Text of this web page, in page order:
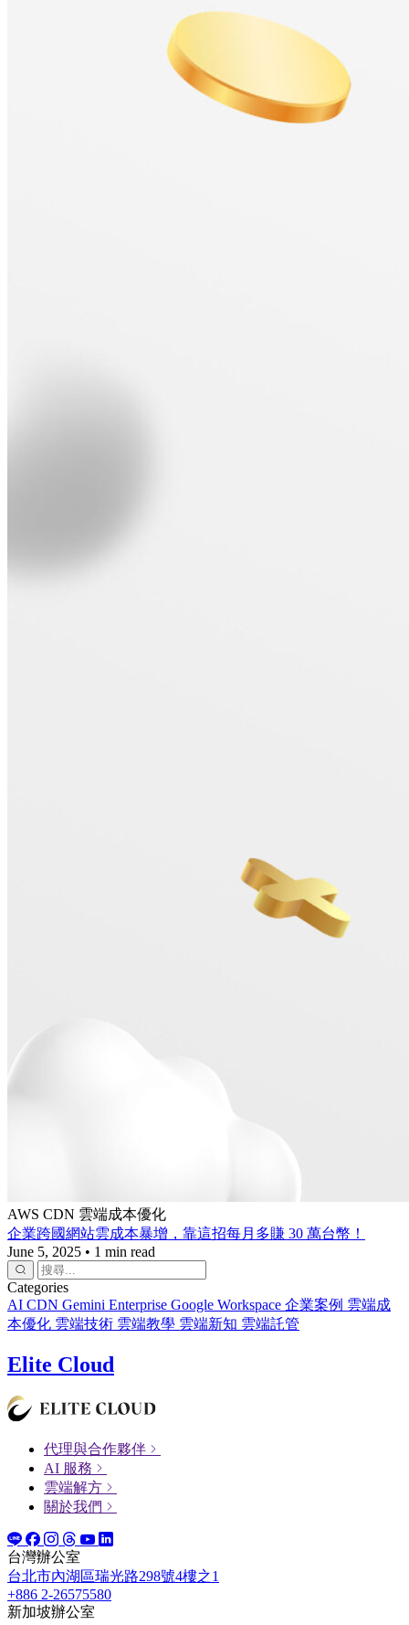
AWS CDN 雲端成本優化
企業跨國網站雲成本暴增，靠這招每月多賺 30 萬台幣！
June 5, 2025 • 1 min read
Categories
AI CDN Gemini Enterprise Google Workspace 企業案例 雲端成
本優化 雲端技術 雲端教學 雲端新知 雲端託管
Elite Cloud
代理與合作夥伴
AI 服務
雲端解方
關於我們
台灣辦公室
台北市內湖區瑞光路298號4樓之1
+886 2-26575580
新加坡辦公室